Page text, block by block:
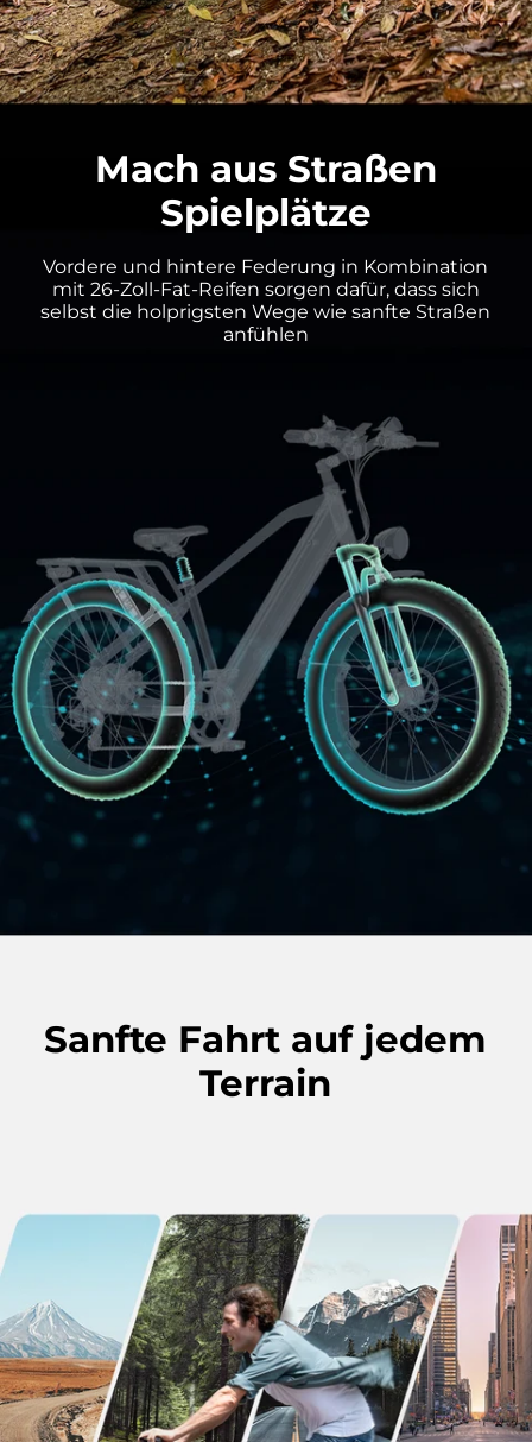
Mach aus Straßen
Spielplätze
Vordere und hintere Federung in Kombination
mit 26-Zoll-Fat-Reifen sorgen dafür, dass sich
selbst die holprigsten Wege wie sanfte Straßen
anfühlen
Sanfte Fahrt auf jedem
Terrain